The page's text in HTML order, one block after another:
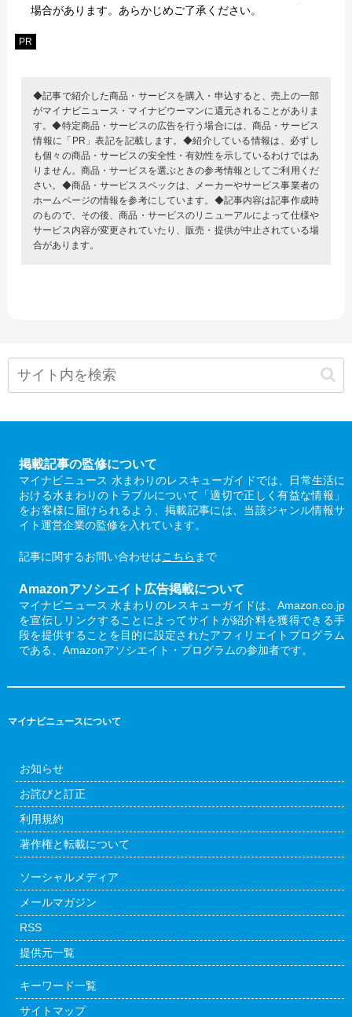
場合があります。あらかじめご了承ください。
PR
◆記事で紹介した商品・サービスを購入・申込すると、売上の一部
がマイナビニュース・マイナビウーマンに還元されることがありま
す。◆特定商品・サービスの広告を行う場合には、商品・サービス
情報に「PR」表記を記載します。◆紹介している情報は、必ずし
も個々の商品・サービスの安全性・有効性を示しているわけではあ
りません。商品・サービスを選ぶときの参考情報としてご利用くだ
さい。◆商品・サービススペックは、メーカーやサービス事業者の
ホームページの情報を参考にしています。◆記事内容は記事作成時
のもので、その後、商品・サービスのリニューアルによって仕様や
サービス内容が変更されていたり、販売・提供が中止されている場
合があります。
掲載記事の監修について
マイナビニュース 水まわりのレスキューガイドでは、日常生活に
おける水まわりのトラブルについて「適切で正しく有益な情報」
をお客様に届けられるよう、掲載記事には、当該ジャンル情報サ
イト運営企業の監修を入れています。
記事に関するお問い合わせはこちら まで
Amazonアソシエイト広告掲載について
マイナビニュース 水まわりのレスキューガイドは、Amazon.co.jp
を宣伝しリンクすることによってサイトが紹介料を獲得できる手
段を提供することを目的に設定されたアフィリエイトプログラム
である、Amazonアソシエイト・プログラムの参加者です。
マイナビニュースについて
お知らせ
お詫びと訂正
利用規約
著作権と転載について
ソーシャルメディア
メールマガジン
RSS
提供元一覧
キーワード一覧
サイトマップ